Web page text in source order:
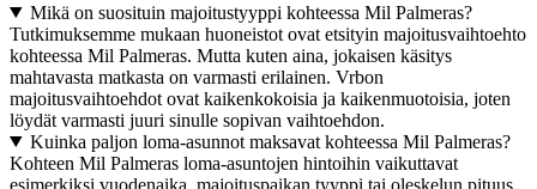
Mikä on suosituin majoitustyyppi kohteessa Mil Palmeras?
Tutkimuksemme mukaan huoneistot ovat etsityin majoitusvaihtoehto
kohteessa Mil Palmeras. Mutta kuten aina, jokaisen käsitys
mahtavasta matkasta on varmasti erilainen. Vrbon
majoitusvaihtoehdot ovat kaikenkokoisia ja kaikenmuotoisia, joten
löydät varmasti juuri sinulle sopivan vaihtoehdon.
Kuinka paljon loma-asunnot maksavat kohteessa Mil Palmeras?
Kohteen Mil Palmeras loma-asuntojen hintoihin vaikuttavat
esimerkiksi vuodenaika, majoituspaikan tyyppi tai oleskelun pituus.